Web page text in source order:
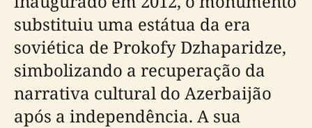
substituiu uma estátua da era
soviética de Prokofy Dzhaparidze,
simbolizando a recuperação da
narrativa cultural do Azerbaijão
após a independência. A sua